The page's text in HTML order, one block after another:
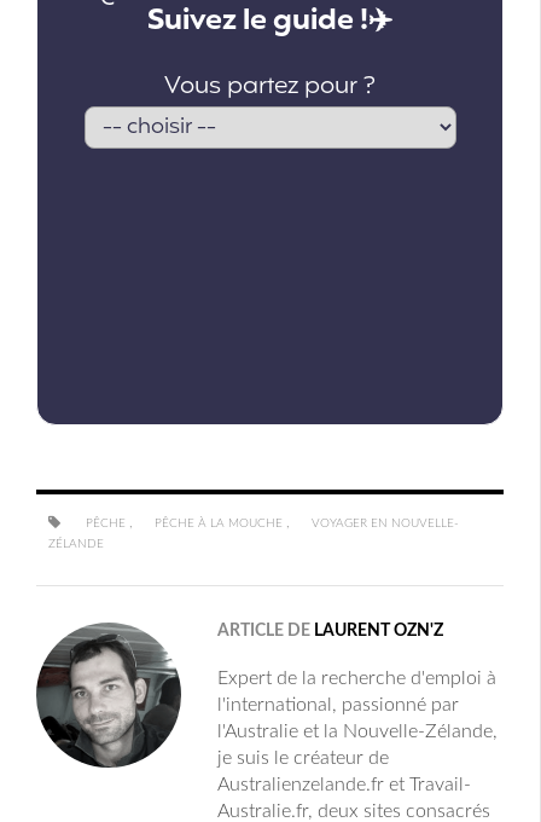
PÊCHE PÊCHE À LA MOUCHE
VOYAGER EN NOUVELLE-
ZÉLANDE
ARTICLE DE LAURENT OZN'Z
Expert de la recherche d'emploi à
l'international, passionné par
l'Australie et la Nouvelle-Zélande,
je suis le créateur de
Australienzelande.fr et Travail-
Australie.fr, deux sites consacrés